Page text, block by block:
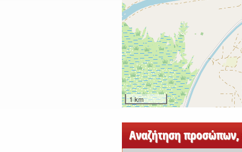
1 km
Αναζήτηση προσώπων,